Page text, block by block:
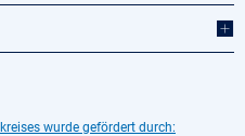
wurde gefördert durch: